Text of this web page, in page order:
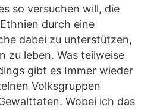
so versuchen will, die
durch eine
dabei zu unterstützen,
zu leben. Was teilweise
gibt es Immer wieder
Volksgruppen
Wobei ich das